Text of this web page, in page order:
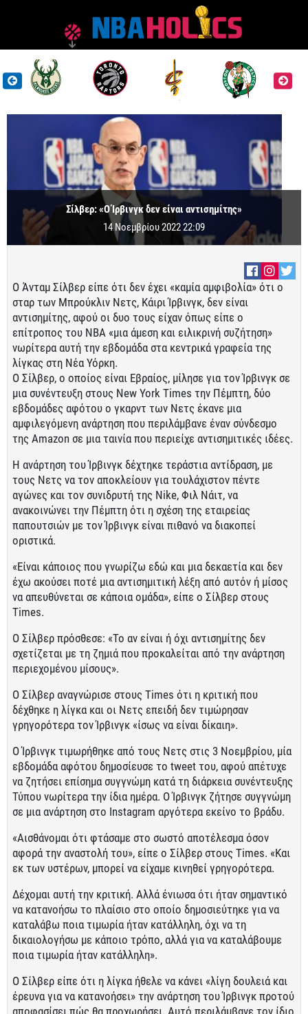
Σίλβερ: «Ο Ίρβινγκ δεν είναι αντισημίτης»
14 Νοεμβρίου 2022 22:09
Ο Άνταμ Σίλβερ είπε ότι δεν έχει «καμία αμφιβολία» ότι ο
σταρ των Μπρούκλιν Νετς, Κάιρι Ίρβινγκ, δεν είναι
αντισημίτης, αφού οι δυο τους είχαν όπως είπε ο
επίτροπος του ΝΒΑ «μια άμεση και ειλικρινή συζήτηση»
νωρίτερα αυτή την εβδομάδα στα κεντρικά γραφεία της
λίγκας στη Νέα Υόρκη.
Ο Σίλβερ, ο οποίος είναι Εβραίος, μίλησε για τον Ίρβινγκ σε
μια συνέντευξη στους New York Times την Πέμπτη, δύο
εβδομάδες αφότου ο γκαρντ των Νετς έκανε μια
αμφιλεγόμενη ανάρτηση που περιλάμβανε έναν σύνδεσμο
της Amazon σε μια ταινία που περιείχε αντισημιτικές ιδέες.
Η ανάρτηση του Ίρβινγκ δέχτηκε τεράστια αντίδραση, με
τους Νετς να τον αποκλείουν για τουλάχιστον πέντε
αγώνες και τον συνιδρυτή της Nike, Φιλ Νάιτ, να
ανακοινώνει την Πέμπτη ότι η σχέση της εταιρείας
παπουτσιών με τον Ίρβινγκ είναι πιθανό να διακοπεί
οριστικά.
«Είναι κάποιος που γνωρίζω εδώ και μια δεκαετία και δεν
έχω ακούσει ποτέ μια αντισημιτική λέξη από αυτόν ή μίσος
να απευθύνεται σε κάποια ομάδα», είπε ο Σίλβερ στους
Times.
Ο Σίλβερ πρόσθεσε: «Το αν είναι ή όχι αντισημίτης δεν
σχετίζεται με τη ζημιά που προκαλείται από την ανάρτηση
περιεχομένου μίσους».
Ο Σίλβερ αναγνώρισε στους Times ότι η κριτική που
δέχθηκε η λίγκα και οι Νετς επειδή δεν τιμώρησαν
γρηγορότερα τον Ίρβινγκ «ίσως να είναι δίκαιη».
Ο Ίρβινγκ τιμωρήθηκε από τους Νετς στις 3 Νοεμβρίου, μία
εβδομάδα αφότου δημοσίευσε το tweet του, αφού απέτυχε
να ζητήσει επίσημα συγγνώμη κατά τη διάρκεια συνέντευξης
Τύπου νωρίτερα την ίδια ημέρα. Ο Ίρβινγκ ζήτησε συγγνώμη
σε μια ανάρτηση στο Instagram αργότερα εκείνο το βράδυ.
«Αισθάνομαι ότι φτάσαμε στο σωστό αποτέλεσμα όσον
αφορά την αναστολή του», είπε ο Σίλβερ στους Times. «Και
εκ των υστέρων, μπορεί να είχαμε κινηθεί γρηγορότερα.
Δέχομαι αυτή την κριτική. Αλλά ένιωσα ότι ήταν σημαντικό
να κατανοήσω το πλαίσιο στο οποίο δημοσιεύτηκε για να
καταλάβω ποια τιμωρία ήταν κατάλληλη, όχι να τη
δικαιολογήσω με κάποιο τρόπο, αλλά για να καταλάβουμε
ποια τιμωρία ήταν κατάλληλη».
Ο Σίλβερ είπε ότι η λίγκα ήθελε να κάνει «λίγη δουλειά και
έρευνα για να κατανοήσει» την ανάρτηση του Ίρβινγκ προτού
αποφασίσει πώς θα προχωρήσει. Αυτό περιλάμβανε τον ίδιο